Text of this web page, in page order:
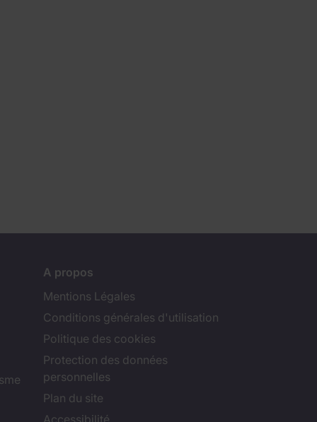
A propos
Mentions Légales
Conditions générales d'utilisation
Politique des cookies
Protection des données
personnelles
Plan du site
Accessibilité